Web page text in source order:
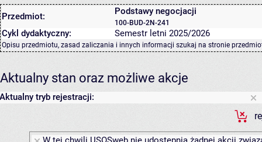
Przedmiot: Podstawy negocjacji
100-BUD-2N-241
Cykl dydaktyczny: Semestr letni 2025/2026
Opisu przedmiotu, zasad zaliczania i innych informacji szukaj na stronie
Aktualny stan oraz możliwe akcje
Aktualny tryb rejestracji: